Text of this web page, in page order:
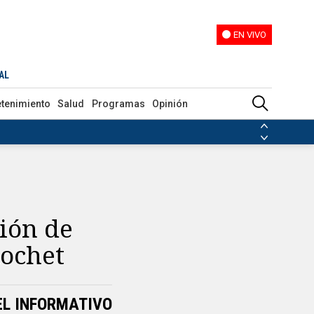
EN VIVO
Salud Programas Opinión
de
INFORMATIVO